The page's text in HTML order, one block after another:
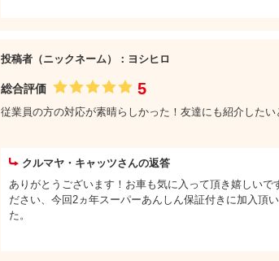
投稿者（ニックネーム）：ヨシヒロ
総合評価 5
従業員の方の対応が素晴らしかった！友達にも紹介したい
クルマヤ・キャッツさんの返答
ありがとうございます！お車も気に入って頂き嬉しい
ださい、今回2ヵ年スーパーあんしん保証付きに加入頂
た。